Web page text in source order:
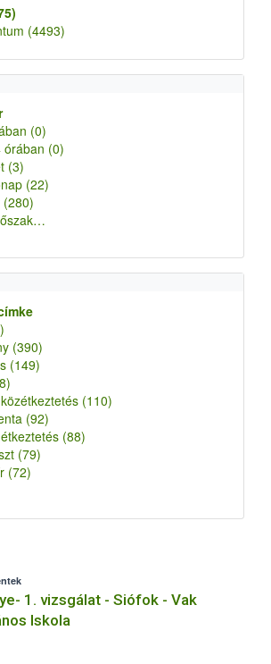
(4493)
(0)
órában (0)
(3)
(22)
(280)
(390)
(149)
(110)
(92)
(88)
(79)
(72)
1. vizsgálat - Siófok - Vak
Iskola